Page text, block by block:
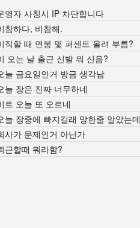
영자 사칭시 IP 차단합니다
참하다, 비참해.
직할 때 연봉 몇 퍼센트 올려 부름?
오는 날 출근 신발 뭐 신음?
늘 금요일인거 방금 생각남
늘 장은 진짜 너무하네
트 오늘 또 오르네
늘 장중에 빠지길래 망한줄 알았는데
사가 문제인거 아닌가
근할때 뭐라함?